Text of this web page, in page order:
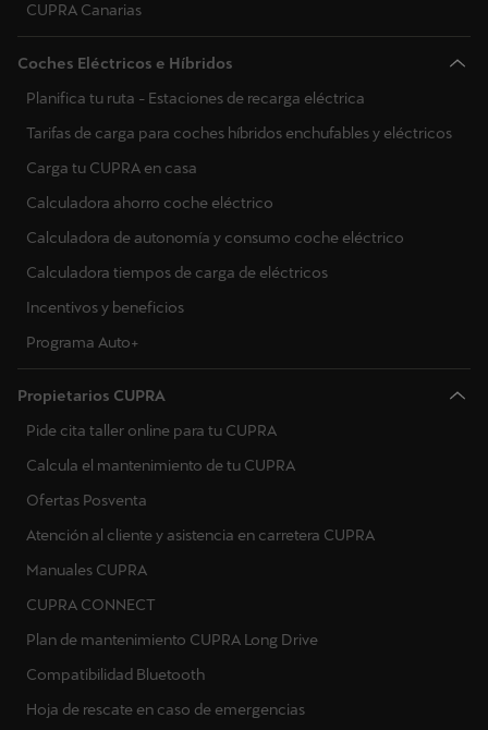
CUPRA Canarias
Coches Eléctricos e Híbridos
Planifica tu ruta - Estaciones de recarga eléctrica
Tarifas de carga para coches híbridos enchufables y eléctricos
Carga tu CUPRA en casa
Calculadora ahorro coche eléctrico
Calculadora de autonomía y consumo coche eléctrico
Calculadora tiempos de carga de eléctricos
Incentivos y beneficios
Programa Auto+
Propietarios CUPRA
Pide cita taller online para tu CUPRA
Calcula el mantenimiento de tu CUPRA
Ofertas Posventa
Atención al cliente y asistencia en carretera CUPRA
Manuales CUPRA
CUPRA CONNECT
Plan de mantenimiento CUPRA Long Drive
Compatibilidad Bluetooth
Hoja de rescate en caso de emergencias